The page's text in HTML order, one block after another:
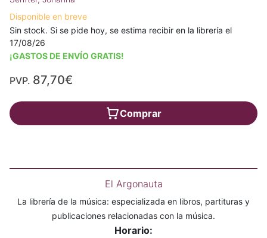
Disponible en breve
Sin stock. Si se pide hoy, se estima recibir en la librería el
17/08/26
¡GASTOS DE ENVÍO GRATIS!
PVP. 87,70€
Comprar
El Argonauta
La librería de la música: especializada en libros, partituras y
publicaciones relacionadas con la música.
Horario: